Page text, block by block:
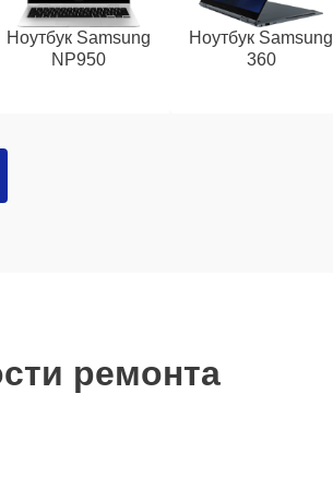
Ноутбук Samsung
NP950
Ноутбук Samsung
360
ремонта